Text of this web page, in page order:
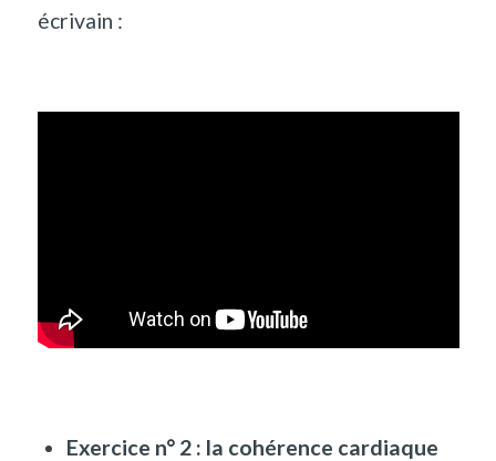
écrivain :
Exercice n° 2 : la cohérence cardiaque